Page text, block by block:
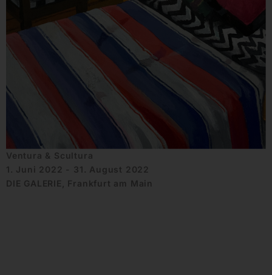
Ventura & Scultura
1. Juni 2022 - 31. August 2022
DIE GALERIE, Frankfurt am Main